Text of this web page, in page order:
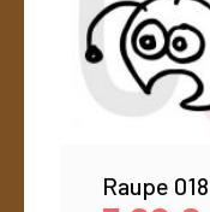
Raupe 018